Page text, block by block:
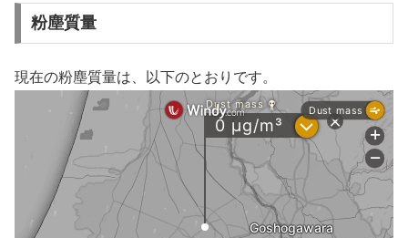
粉塵質量
現在の粉塵質量は、以下のとおりです。